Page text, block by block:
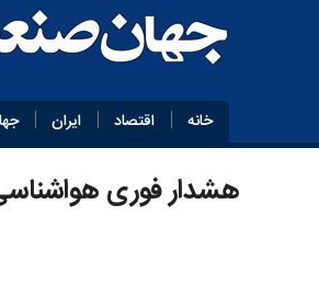
خانه اقتصاد ایران
هشدار فوری